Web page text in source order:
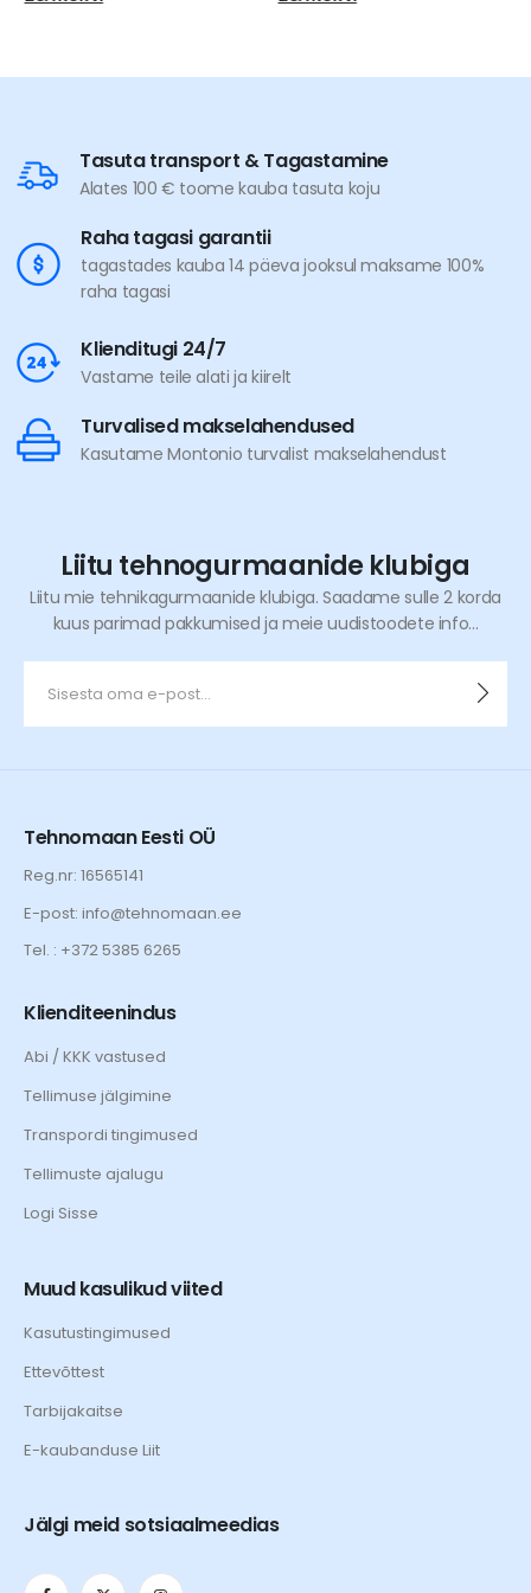
Tasuta transport & Tagastamine
Alates 100 € toome kauba tasuta koju
Raha tagasi garantii
tagastades kauba 14 päeva jooksul maksame 100%
raha tagasi
Klienditugi 24/7
Vastame teile alati ja kiirelt
Turvalised makselahendused
Kasutame Montonio turvalist makselahendust
Liitu tehnogurmaanide klubiga
Liitu mie tehnikagurmaanide klubiga. Saadame sulle 2 korda
kuus parimad pakkumised ja meie uudistoodete info...
Tehnomaan Eesti OÜ
Reg.nr: 16565141
E-post: info@tehnomaan.ee
Tel. : +372 5385 6265
Klienditeenindus
Abi / KKK vastused
Tellimuse jälgimine
Transpordi tingimused
Tellimuste ajalugu
Logi Sisse
Muud kasulikud viited
Kasutustingimused
Ettevõttest
Tarbijakaitse
E-kaubanduse Liit
Jälgi meid sotsiaalmeedias